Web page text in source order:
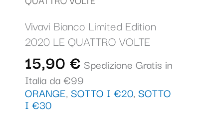
Vivavi Bianco Limited Edition
2020 LE QUATTRO VOLTE
15,90 € Spedizione Gratis in
Italia da €99
ORANGE,SOTTO I €20,SOTTO
I €30